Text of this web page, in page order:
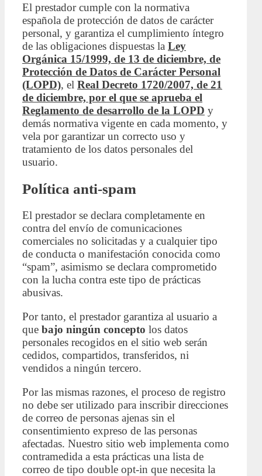
El prestador cumple con la normativa
española de protección de datos de carácter
personal, y garantiza el cumplimiento íntegro
de las obligaciones dispuestas la Ley
Orgánica 15/1999, de 13 de diciembre, de
Protección de Datos de Carácter Personal
(LOPD), el Real Decreto 1720/2007, de 21
de diciembre, por el que se aprueba el
Reglamento de desarrollo de la LOPD y
demás normativa vigente en cada momento, y
vela por garantizar un correcto uso y
tratamiento de los datos personales del
usuario.
Política anti-spam
El prestador se declara completamente en
contra del envío de comunicaciones
comerciales no solicitadas y a cualquier tipo
de conducta o manifestación conocida como
“spam”, asimismo se declara comprometido
con la lucha contra este tipo de prácticas
abusivas.
Por tanto, el prestador garantiza al usuario a
que bajo ningún concepto los datos
personales recogidos en el sitio web serán
cedidos, compartidos, transferidos, ni
vendidos a ningún tercero.
Por las mismas razones, el proceso de registro
no debe ser utilizado para inscribir direcciones
de correo de personas ajenas sin el
consentimiento expreso de las personas
afectadas. Nuestro sitio web implementa como
contramedida a esta prácticas una lista de
correo de tipo double opt-in que necesita la